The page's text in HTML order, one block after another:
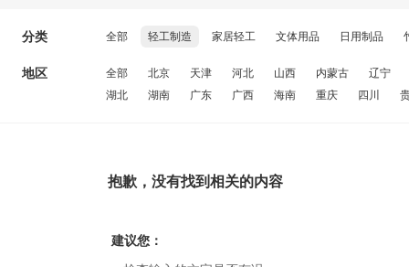
分类 全部 轻工制造 家居轻工 文体用品 日用制品
地区 全部 北京 天津 河北 山西 内蒙古
辽宁
湖北
湖南 广东 广西 海南 重庆 四川
抱歉，没有找到相关的内容
建议您：